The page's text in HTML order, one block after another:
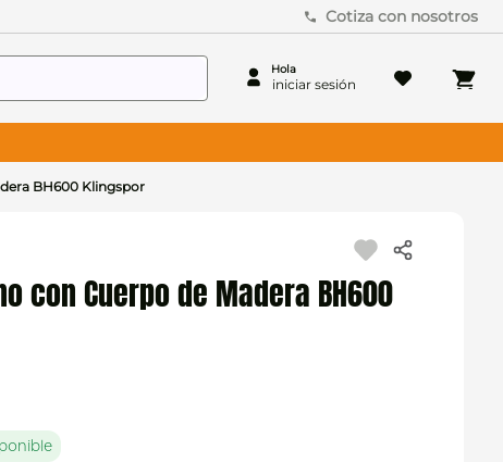
Cotiza con nosotros
BH600 Klingspor
con Cuerpo de Madera BH600